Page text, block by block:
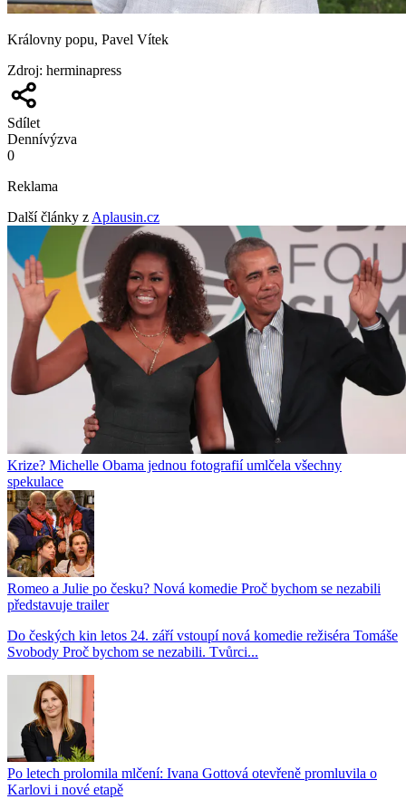
Královny popu, Pavel Vítek
Zdroj: herminapress
Sdílet
Dennívýzva
0
Reklama
Další články z Aplausin.cz
Krize? Michelle Obama jednou fotografií umlčela všechny
spekulace
Romeo a Julie po česku? Nová komedie Proč bychom se nezabili
představuje trailer
Do českých kin letos 24. září vstoupí nová komedie režiséra Tomáše
Svobody Proč bychom se nezabili. Tvůrci...
Po letech prolomila mlčení: Ivana Gottová otevřeně promluvila o
Karlovi i nové etapě